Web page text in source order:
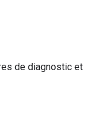
de diagnostic et